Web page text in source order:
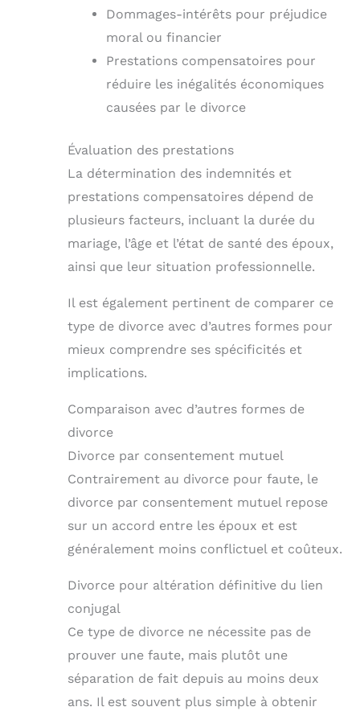
Dommages-intérêts pour préjudice
moral ou financier
Prestations compensatoires pour
réduire les inégalités économiques
causées par le divorce
Évaluation des prestations
La détermination des indemnités et
prestations compensatoires dépend de
plusieurs facteurs, incluant la durée du
mariage, l’âge et l’état de santé des époux,
ainsi que leur situation professionnelle.
Il est également pertinent de comparer ce
type de divorce avec d’autres formes pour
mieux comprendre ses spécificités et
implications.
Comparaison avec d’autres formes de
divorce
Divorce par consentement mutuel
Contrairement au divorce pour faute, le
divorce par consentement mutuel repose
sur un accord entre les époux et est
généralement moins conflictuel et coûteux.
Divorce pour altération définitive du lien
conjugal
Ce type de divorce ne nécessite pas de
prouver une faute, mais plutôt une
séparation de fait depuis au moins deux
ans. Il est souvent plus simple à obtenir